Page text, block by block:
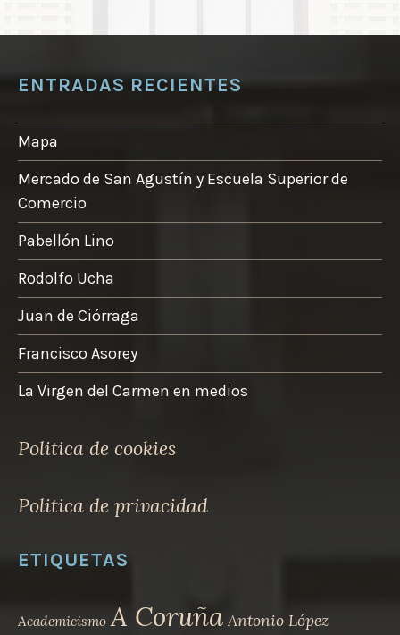
hasta
se
elegir
la
de
ENTRADAS RECIENTES
Mapa
Mercado de San Agustín y Escuela Superior de
Comercio
Pabellón Lino
Rodolfo Ucha
Juan de Ciórraga
Francisco Asorey
La Virgen del Carmen en medios
Politica de cookies
Politica de privacidad
ETIQUETAS
Academicismo A Coruña Antonio López